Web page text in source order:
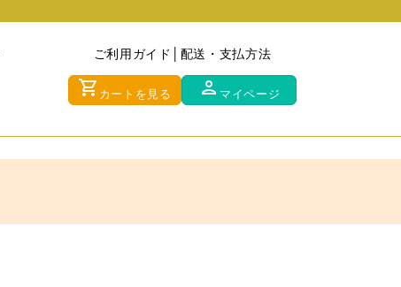
ご利用ガイド 配送・支払方法
shopping_cart カートを見る person マイページ